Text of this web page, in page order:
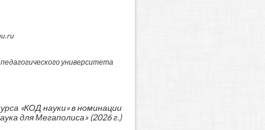
университета
«КОД науки» в номинации
для Мегаполиса» (2026 г.)